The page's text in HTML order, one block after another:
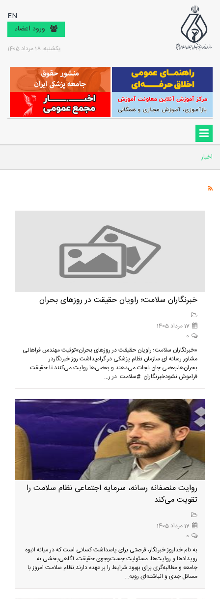
EN
ورود اعضاء
یکشنبه، 18 مرداد 1405
اخبار
خبرنگاران سلامت؛ راویان حقیقت در روزهای بحران
17 مرداد 1405
0
«خبرنگاران سلامت؛ راویان حقیقت در روزهای بحران»توئیت مهندس فراهانی
مشاور رسانه ای سازمان نظام پزشکی در گرامیداشت روز خبرنگار‏در
بحران‌ها،بعضی‌ جان نجات می‌دهند و بعضی‌ها روایت می‌کنند تا حقیقت
فراموش نشود‏خبرنگاران ⁧ #سلامت ⁩ در ر...
روایت منصفانه رسانه، سرمایه اجتماعی نظام سلامت را
تقویت می‌کند
17 مرداد 1405
0
به نام خداروز خبرنگار، فرصتی برای پاسداشت کسانی است که در میانه انبوه
رویدادها و روایت‌ها، مسئولیت جست‌وجوی حقیقت، آگاهی‌بخشی به
جامعه و مطالبه‌گری برای بهبود شرایط را بر عهده دارند.نظام سلامت امروز با
مسائل جدی و انباشته‌ای روبه‌...